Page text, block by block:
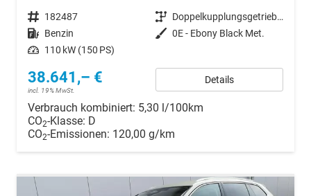
Fahrzeugnr. 182487 Getriebe
Doppelkupplungsgetriebe (DSG)
Kraftstoff Benzin Außenfarbe 0E - Ebony Black Met.
Leistung 110 kW (150 PS)
38.641,– €
incl. 19% MwSt.
Details
Verbrauch kombiniert: 5,30 l/100km
CO2-Klasse: D
CO2-Emissionen: 120,00 g/km